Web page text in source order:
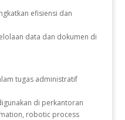
efisiensi dan
data dan dokumen di
tugas administratif
di perkantoran
robotic process